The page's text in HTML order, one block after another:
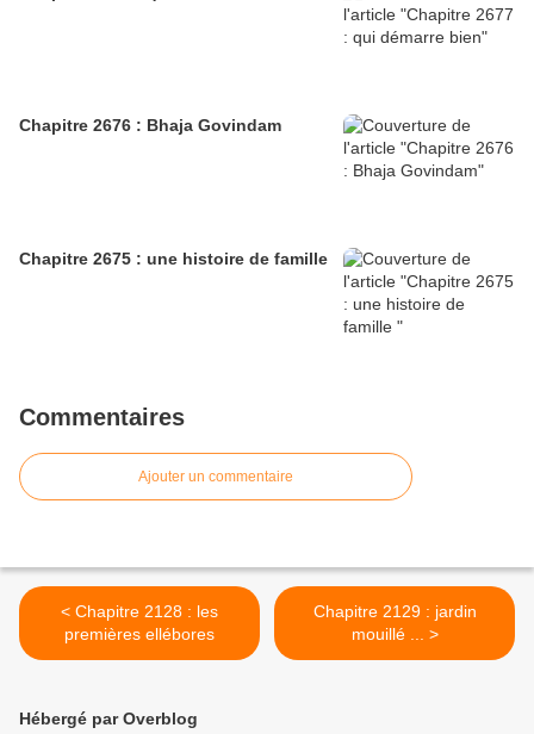
Chapitre 2676 : Bhaja Govindam
Chapitre 2675 : une histoire de famille
Commentaires
Ajouter un commentaire
< Chapitre 2128 : les
premières ellébores
Chapitre 2129 : jardin
mouillé ... >
Hébergé par Overblog